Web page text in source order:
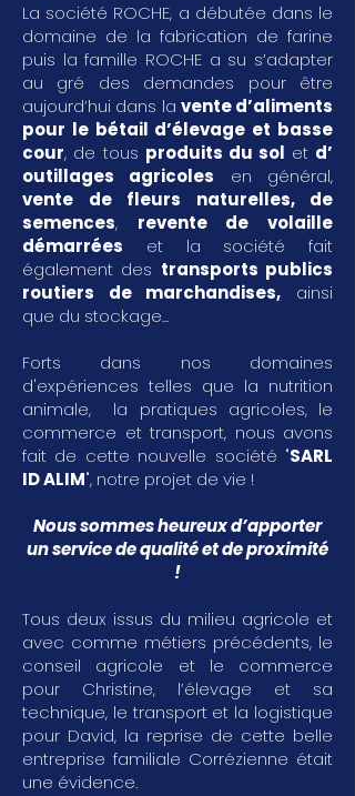
La société ROCHE, a débutée dans le
domaine de la fabrication de farine
puis la famille ROCHE a su s’adapter
au gré des demandes pour être
aujourd’hui dans la vente d’aliments
pour le bétail d’élevage et basse
cour, de tous produits du sol et d’
outillages agricoles en général,
vente de fleurs naturelles, de
semences, revente de volaille
démarrées et la société fait
également des transports publics
routiers de marchandises, ainsi
que du stockage...
Forts dans nos domaines
d'expériences telles que la nutrition
animale, la pratiques agricoles, le
commerce et transport, nous avons
fait de cette nouvelle société "SARL
ID ALIM", notre projet de vie !
Nous sommes heureux d’apporter
un service de qualité et de proximité
!
Tous deux issus du milieu agricole et
avec comme métiers précédents, le
conseil agricole et le commerce
pour Christine, l’élevage et sa
technique, le transport et la logistique
pour David, la reprise de cette belle
entreprise familiale Corrézienne était
une évidence.